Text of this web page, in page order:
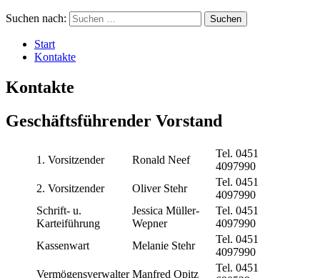
Suchen nach:
Start
Kontakte
Kontakte
Geschäftsführender Vorstand
1. Vorsitzender Ronald Neef
Tel. 0451
4097990
2. Vorsitzender
Oliver Stehr
Tel. 0451
4097990
Schrift- u.
Karteiführung
Jessica Müller-
Wepner
Tel. 0451
4097990
Kassenwart
Melanie Stehr
Tel. 0451
4097990
Vermögensverwalter Manfred Opitz
Tel. 0451